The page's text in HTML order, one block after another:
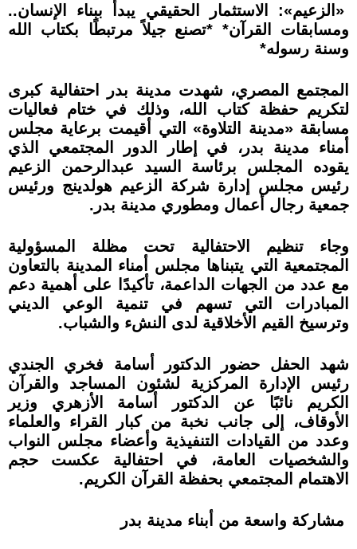
«الزعيم»: الاستثمار الحقيقي يبدأ ببناء الإنسان..
ومسابقات القرآن* *تصنع جيلاً مرتبطًا بكتاب الله
وسنة رسوله*
المجتمع المصري، شهدت مدينة بدر احتفالية كبرى
لتكريم حفظة كتاب الله، وذلك في ختام فعاليات
مسابقة «مدينة التلاوة» التي أقيمت برعاية مجلس
أمناء مدينة بدر، في إطار الدور المجتمعي الذي
يقوده المجلس برئاسة السيد عبدالرحمن الزعيم
رئيس مجلس إدارة شركة الزعيم هولدينج ورئيس
جمعية رجال أعمال ومطوري مدينة بدر.
وجاء تنظيم الاحتفالية تحت مظلة المسؤولية
المجتمعية التي يتبناها مجلس أمناء المدينة بالتعاون
مع عدد من الجهات الداعمة، تأكيدًا على أهمية دعم
المبادرات التي تسهم في تنمية الوعي الديني
وترسيخ القيم الأخلاقية لدى النشء والشباب.
شهد الحفل حضور الدكتور أسامة فخري الجندي
رئيس الإدارة المركزية لشئون المساجد والقرآن
الكريم نائبًا عن الدكتور أسامة الأزهري وزير
الأوقاف، إلى جانب نخبة من كبار القراء والعلماء
وعدد من القيادات التنفيذية وأعضاء مجلس النواب
والشخصيات العامة، في احتفالية عكست حجم
الاهتمام المجتمعي بحفظة القرآن الكريم.
مشاركة واسعة من أبناء مدينة بدر